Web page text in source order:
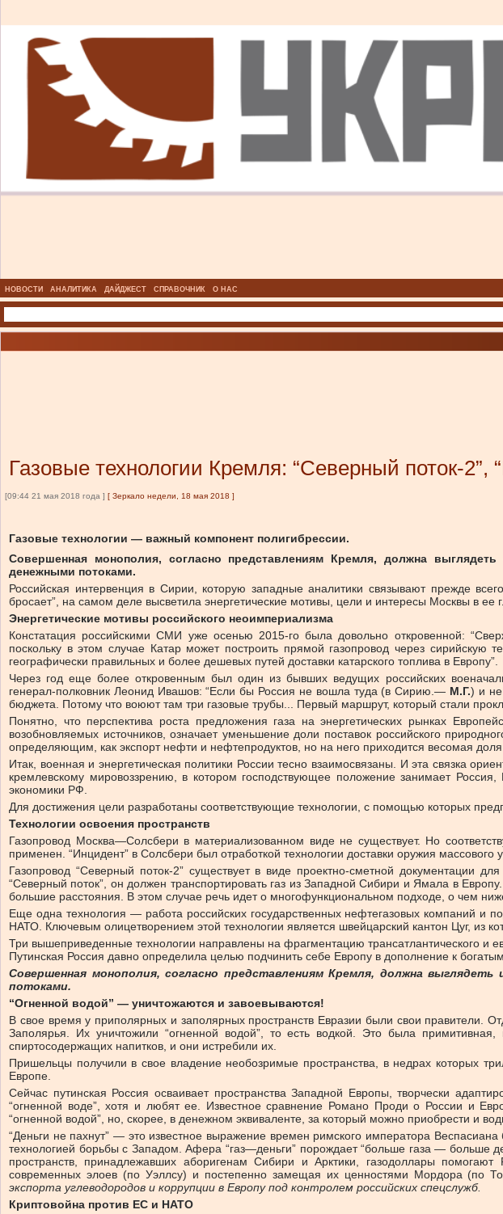
НОВОСТИ АНАЛИТИКА ДАЙДЖЕСТ СПРАВОЧНИК О НАС
Газовые технологии Кремля: “Северный поток-
[09:44 21 мая 2018 года ] [ Зеркало недели, 18 мая 2018 ]
Газовые технологии — важный компонент полигибрессии.
Совершенная монополия, согласно представлениям Кремля, должна
денежными потоками.
Российская интервенция в Сирии, которую западные аналитики связывают прежде
бросает”, на самом деле высветила энергетические мотивы, цели и интересы Москвы в ее
Энергетические мотивы российского неоимпериализма
Констатация российскими СМИ уже осенью 2015-го была довольно откровенной:
поскольку в этом случае Катар может построить прямой газопровод через
географически правильных и более дешевых путей доставки катарского топлива в Европу”.
Через год еще более откровенным был один из бывших ведущих российских
генерал-полковник Леонид Ивашов: “Если бы Россия не вошла туда (в Сирию.— М.Г.) и
бюджета. Потому что воюют там три газовые трубы... Первый маршрут, который стали
Понятно, что перспектива роста предложения газа на энергетических рынках
возобновляемых источников, означает уменьшение доли поставок российского
определяющим, как экспорт нефти и нефтепродуктов, но на него приходится весомая
Итак, военная и энергетическая политики России тесно взаимосвязаны. И эта связка
кремлевскому мировоззрению, в котором господствующее положение занимает
экономики РФ.
Для достижения цели разработаны соответствующие технологии, с помощью которых
Технологии освоения пространств
Газопровод Москва—Солсбери в материализованном виде не существует. Но
применен. “Инцидент” в Солсбери был отработкой технологии доставки оружия
Газопровод “Северный поток-2” существует в виде проектно-сметной
“Северный поток”, он должен транспортировать газ из Западной Сибири и Ямала в
большие расстояния. В этом случае речь идет о многофункциональном подходе, о чем
Еще одна технология — работа российских государственных нефтегазовых компаний
НАТО. Ключевым олицетворением этой технологии является швейцарский кантон Цуг, из
Три вышеприведенные технологии направлены на фрагментацию трансатлантического и
Путинская Россия давно определила целью подчинить себе Европу в дополнение к
Совершенная монополия, согласно представлениям Кремля, должна
потоками.
“Огненной водой” — уничтожаются и завоевываются!
В свое время у приполярных и заполярных пространств Евразии были свои правители.
Заполярья. Их уничтожили “огненной водой”, то есть водкой. Это была
спиртосодержащих напитков, и они истребили их.
Пришельцы получили в свое владение необозримые пространства, в недрах которых
Европе.
Сейчас путинская Россия осваивает пространства Западной Европы, творчески
“огненной воде”, хотя и любят ее. Известное сравнение Романо Проди о России и
“огненной водой”, но, скорее, в денежном эквиваленте, за который можно приобрести и
“Деньги не пахнут” — это известное выражение времен римского императора
технологией борьбы с Западом. Афера “газ—деньги” порождает “больше газа — больше
пространств, принадлежавших аборигенам Сибири и Арктики, газодоллары
современных элоев (по Уэллсу) и постепенно замещая их ценностями Мордора (по
экспорта углеводородов и коррупции в Европу под контролем российских спецслужб.
Криптовойна против ЕС и НАТО